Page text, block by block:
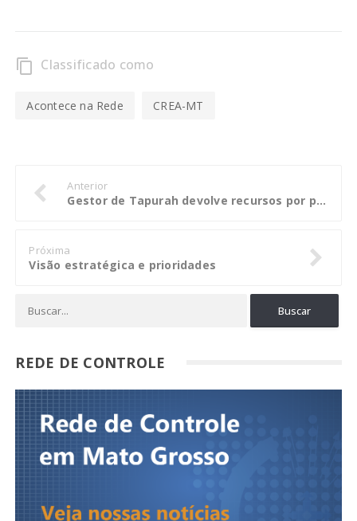
content_copy Classificado como
Acontece na Rede CREA-MT
Anterior
Gestor de Tapurah devolve recursos por pagamentos em atraso de contribuições previdenciárias
Próxima
Visão estratégica e prioridades
REDE DE CONTROLE